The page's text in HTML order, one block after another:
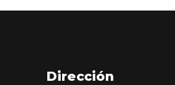
Dirección